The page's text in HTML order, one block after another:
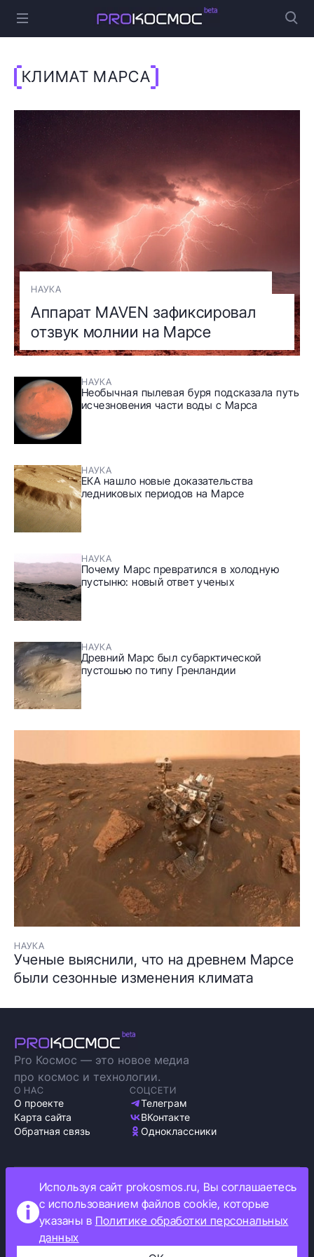
КЛИМАТ МАРСА
НАУКА
Аппарат MAVEN зафиксировал
отзвук молнии на Марсе
НАУКА
Необычная пылевая буря подсказала путь
исчезновения части воды с Марса
НАУКА
ЕКА нашло новые доказательства
ледниковых периодов на Марсе
НАУКА
Почему Марс превратился в холодную
пустыню: новый ответ ученых
НАУКА
Древний Марс был субарктической
пустошью по типу Гренландии
НАУКА
Ученые выяснили, что на древнем Марсе
были сезонные изменения климата
Pro Космос — это новое медиа
про космос и технологии.
О НАС
О проекте
Карта сайта
Обратная связь
СОЦСЕТИ
Телеграм
ВКонтакте
Одноклассники
Политика обработки персональных данных
Как мы используем cookie
Информация об ограничениях
Используя сайт prokosmos.ru, Вы соглашаетесь
с использованием файлов cookie, которые
указаны в Политике обработки персональных
данных